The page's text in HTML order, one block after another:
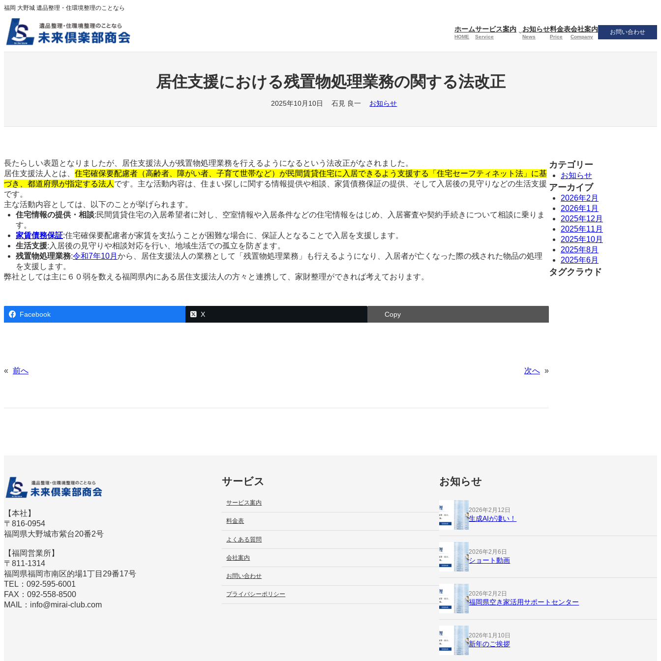
内
容
を
ス
福岡 大野城 遺品整理・住環境整理のことなら
ホーム
HOME
サービス案内
Service
お知らせ
News
料金表
Price
会社案内
Company
お問い合わせ
居住支援における残置物処理業務の関する法改正
2025年10月10日 石見 良一 お知らせ
長たらしい表題となりましたが、居住支援法人が残置物処理業務を行えるようになるという法改正がなされました。
居住支援法人とは、 住宅確保要配慮者（高齢者、障がい者、子育て世帯など）が民間賃貸住宅に入居できるよう支援する「住宅セーフティネット法」に基
づき、都道府県が指定する法人 です。主な活動内容は、住まい探しに関する情報提供や相談、家賃債務保証の提供、そして入居後の見守りなどの生活支援
です。
主な活動内容としては、以下のことが挙げられます。
住宅情報の提供・相談:民間賃貸住宅の入居希望者に対し、空室情報や入居条件などの住宅情報をはじめ、入居審査や契約手続きについて相談に乗りま
す。
家賃債務保証:住宅確保要配慮者が家賃を支払うことが困難な場合に、保証人となることで入居を支援します。
生活支援:入居後の見守りや相談対応を行い、地域生活での孤立を防ぎます。
残置物処理業務:令和7年10月 から、居住支援法人の業務として「残置物処理業務」も行えるようになり、入居者が亡くなった際の残された物品の処理
を支援します。
弊社としては主に６０弱を数える福岡県内にある居住支援法人の方々と連携して、家財整理ができれば考えております。
Facebook X Copy
« 前へ 次へ »
カテゴリー
お知らせ
アーカイブ
2026年2月
2026年1月
2025年12月
2025年11月
2025年10月
2025年8月
2025年6月
タグクラウド
【本社】
〒816-0954
福岡県大野城市紫台20番2号
【福岡営業所】
〒811-1314
福岡県福岡市南区的場1丁目29番17号
TEL：092-595-6001
FAX：092-558-8500
MAIL：info@mirai-club.com
サービス
サービス案内
料金表
よくある質問
会社案内
お問い合わせ
プライバシーポリシー
お知らせ
2026年2月12日
生成AIが凄い！
2026年2月6日
ショート動画
2026年2月2日
福岡県空き家活用サポートセンター
2026年1月10日
新年のご挨拶